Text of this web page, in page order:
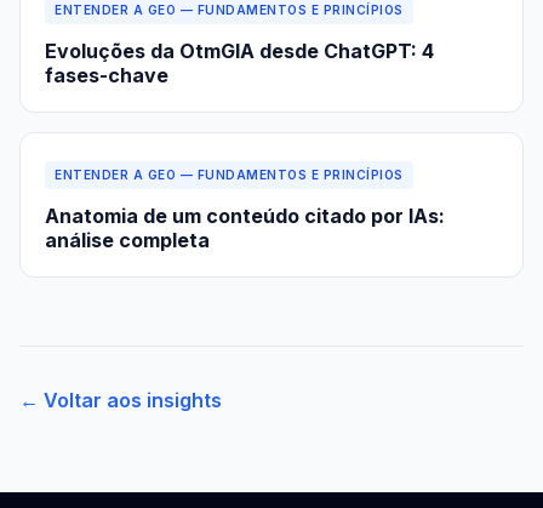
ENTENDER A GEO — FUNDAMENTOS E PRINCÍPIOS
Evoluções da OtmGIA desde ChatGPT: 4
fases-chave
ENTENDER A GEO — FUNDAMENTOS E PRINCÍPIOS
Anatomia de um conteúdo citado por IAs:
análise completa
← Voltar aos insights